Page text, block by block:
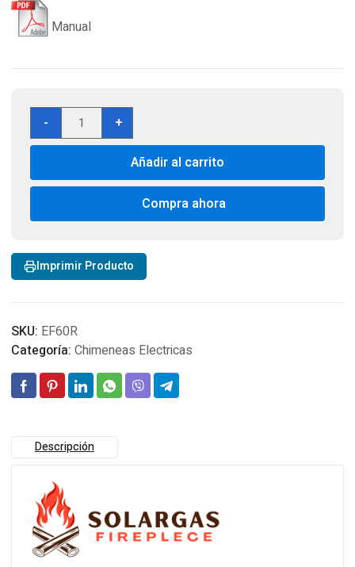
Manual
-
Chimenea
Eléctrica
EF60R
Empotrables
50Hz
+
Añadir al carrito
Compra ahora
Imprimir Producto
SKU: EF60R
Categoría: Chimeneas Electricas
Descripción